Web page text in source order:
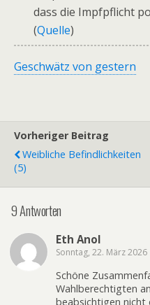
dass die Impfpflicht
(Quelle)
Geschwätz von gestern
Vorheriger Beitrag
Weibliche Befindlichkeiten
(5)
9 Antworten
Eth Anol
Sonntag, 22. März 2026
Schöne
Wahlberechtigten
beabsichtigen